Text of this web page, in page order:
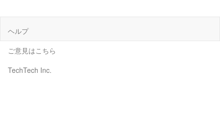
ヘルプ
ご意見はこちら
TechTech Inc.